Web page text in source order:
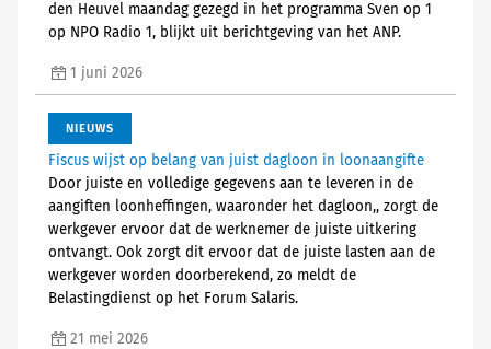
den Heuvel maandag gezegd in het programma Sven op 1
op NPO Radio 1, blijkt uit berichtgeving van het ANP.
1 juni 2026
NIEUWS
Fiscus wijst op belang van juist dagloon in loonaangifte
Door juiste en volledige gegevens aan te leveren in de
aangiften loonheffingen, waaronder het dagloon,, zorgt de
werkgever ervoor dat de werknemer de juiste uitkering
ontvangt. Ook zorgt dit ervoor dat de juiste lasten aan de
werkgever worden doorberekend, zo meldt de
Belastingdienst op het Forum Salaris.
21 mei 2026